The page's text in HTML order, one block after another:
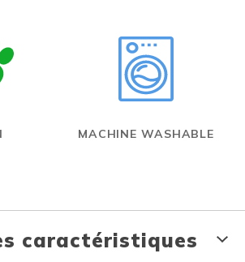
MACHINE WASHABLE
caractéristiques